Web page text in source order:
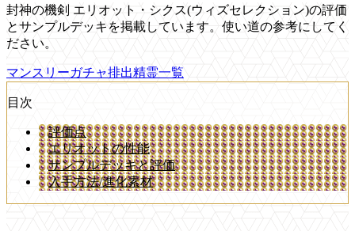
封神の機剣 エリオット・シクス(ウィズセレクション)の評価
とサンプルデッキを掲載しています。使い道の参考にしてく
ださい。
マンスリーガチャ排出精霊一覧
目次
評価点
エリオットの性能
サンプルデッキと評価
入手方法/進化素材